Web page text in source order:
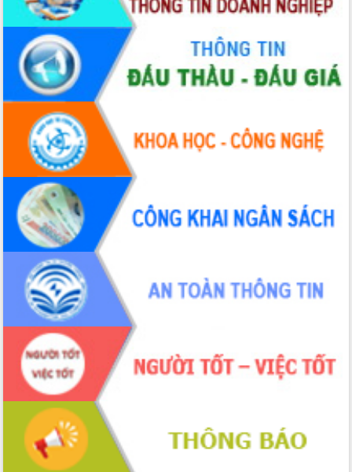
Đắk Lắk nỗ lực thúc đẩy tăng trưởng
kinh tế từ 10% trở lên trong Quý
II/2026
Đắk Lắk ký kết thỏa thuận hợp tác về
chuyển đổi số giai đoạn 2026 – 2030
với Tập đoàn Bưu chính Viễn thông
Việt Nam
Thứ trưởng Bộ Y tế làm việc với tỉnh
Đắk Lắk về phát triển nhân lực y tế
cho trạm y tế cấp xã
Du lịch Đắk Lắk nâng tầm trải nghiệm
du khách thông qua Hệ thống cơ sở dữ
liệu và Bản đồ số
Tập huấn ứng dụng trí tuệ nhân tạo (AI)
trong thương mại điện tử năm 2026
Đoàn đại biểu Quốc hội tỉnh Đắk Lắk
trao đổi thông tin trước Kỳ họp thứ
nhất, Quốc hội khóa XVI
Quyết liệt cải cách hành chính, khơi
thông nguồn lực phát triển
Nâng cao hiệu lực, hiệu quả HĐND
tỉnh thông qua hiện đại hóa hành chính
Xã Ea Phê gắn cải cách hành chính với
chuyển đổi số
Phó Chủ tịch Thường trực UBND tỉnh
Hồ Thị Nguyên Thảo làm việc tại Trung
tâm Phục vụ hành chính công xã Ea